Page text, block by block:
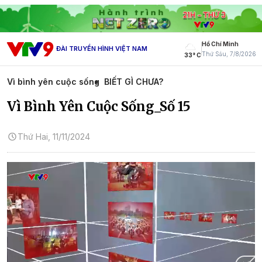
ĐÀI TRUYỀN HÌNH VIỆT NAM
33° C
Hồ Chí Minh
Thứ Sáu, 7/8/2026
Vì bình yên cuộc sống BIẾT GÌ CHƯA?
Vì Bình Yên Cuộc Sống_Số 15
Thứ Hai, 11/11/2024